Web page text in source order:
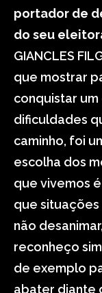
portador de
do seu
GIANCLES
que mostrar
conquistar
dificuldades
caminho, foi
escolha dos
que vivemos
que situações
não
reconheço
de exemplo
abater diante